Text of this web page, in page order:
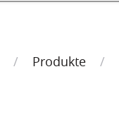
Produkte